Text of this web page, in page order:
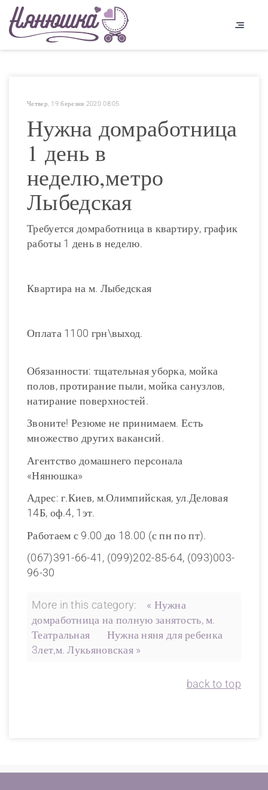
Четвер, 19 березня 2020 08:05
Нужна домработница
1 день в
неделю,метро
Лыбедская
Требуется домработница в квартиру, график
работы 1 день в неделю.
Квартира на м. Лыбедская
Оплата 1100 грн\выход.
Обязанности: тщательная уборка, мойка
полов, протирание пыли, мойка санузлов,
натирание поверхностей.
Звоните! Резюме не принимаем. Есть
множество других вакансий.
Агентство домашнего персонала
«Нянюшка»
Адрес: г.Киев, м.Олимпийская, ул.Деловая
14Б, оф.4, 1эт.
Работаем с 9.00 до 18.00 (с пн по пт).
(067)391-66-41, (099)202-85-64, (093)003-
96-30
More in this category:
« Нужна
домработница на полную занятость, м.
Театральная
Нужна няня для ребенка
3лет,м. Лукьяновская »
back to top